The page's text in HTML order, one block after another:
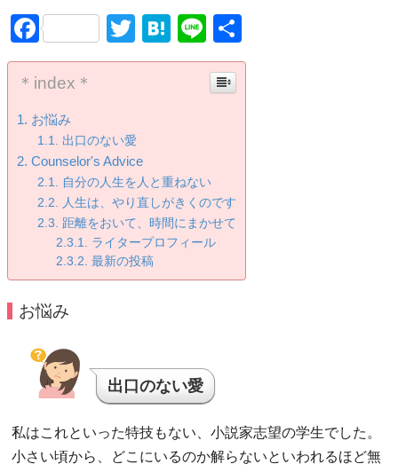
FacebookTwitter
Hatena
Line
有
＊index＊
お悩み
出口のない愛
Counselor's Advice
自分の人生を人と重ねない
人生は、やり直しがきくのです
距離をおいて、時間にまかせて
ライタープロフィール
最新の投稿
お悩み
出口のない愛
私はこれといった特技もない、小説家志望の学生でした。
小さい頃から、どこにいるのか解らないといわれるほど無